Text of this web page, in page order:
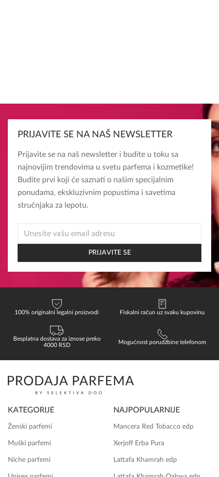
PRIJAVITE SE NA NAŠ NEWSLETTER
Prijavite se na naš newsletter i budite u toku sa
najnovijim trendovima u svetu parfema i kozmetike!
Budite prvi koji će saznati o našim specijalnim
ponudama, ekskluzivnim popustima i savetima
stručnjaka za lepotu.
* *
PRIJAVITE SE
100% originalni legalni proizvodi Fiskalni račun uz svaku kupovinu
Besplatna dostava za iznose preko
4000 RSD
Mogućnost porudžbine telefonom
KATEGORIJE
Ženski parfemi
Muški parfemi
Niche parfemi
NAJPOPULARNIJE
Mancera Red Tobacco edp
Xerjoff Erba Pura
Lattafa Khamrah edp